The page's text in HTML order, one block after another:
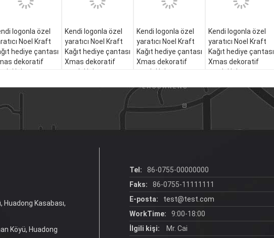
logonla özel
Noel Kraft
hediye çantası
dekoratif
için
Kendi logonla özel
yaratıcı Noel Kraft
Kağıt hediye çantası
Xmas dekoratif
partisi için
Kendi logonla özel
yaratıcı Noel Kraft
Kağıt hediye çantası
Xmas dekoratif
partisi için
Kendi logonla özel
yaratıcı Noel Kraft
Kağıt hediye çantası
Xmas dekoratif
partisi için
Huadong Kasabası,
Köyü, Huadong
Tel:
86-0755-00000000
Faks:
86-0755-11111111
E-posta:
test@test.com
WorkTime:
9:00-18:00
İlgili kişi:
Mr. Cai